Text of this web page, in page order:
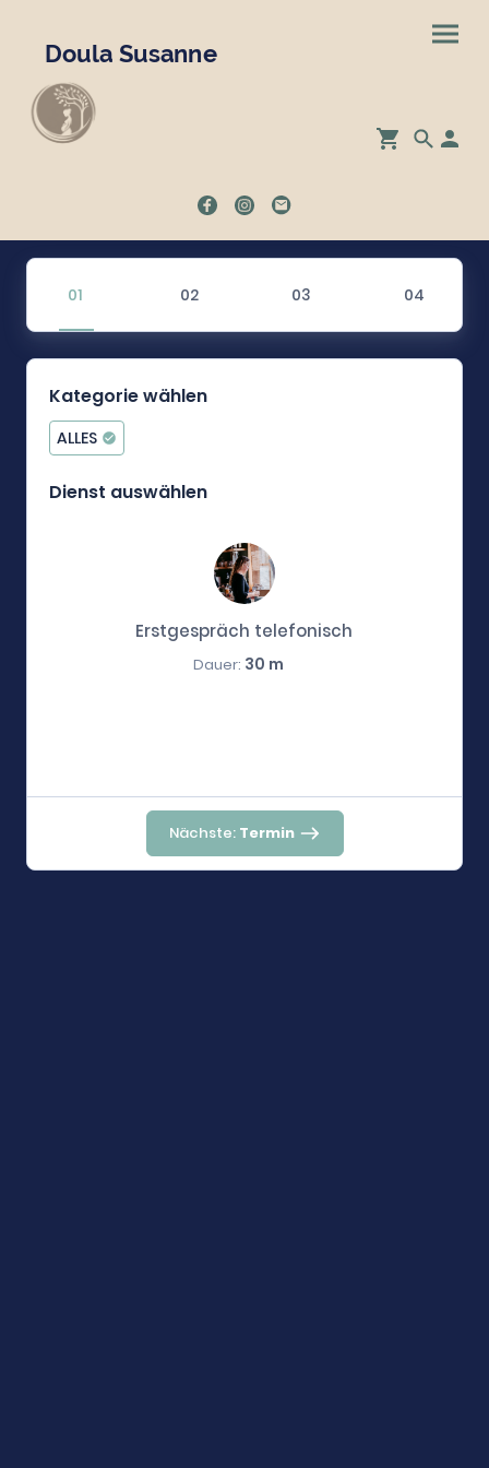
Doula Susanne
Kategorie wählen
ALLES
Dienst auswählen
Erstgespräch telefonisch
Dauer: 30 m
Nächste: Termin